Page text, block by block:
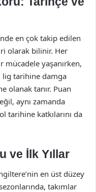
en çok takip edilen
olarak bilinir. Her
mücadele yaşanırken,
lig tarihine damga
olanak tanır. Puan
aynı zamanda
tarihine katkılarını da
ve İlk Yıllar
en üst düzey
takımlar